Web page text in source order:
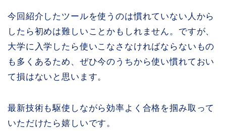
今回紹介したツールを使うのは慣れていない人から
したら初めは難しいことかもしれません。ですが、
大学に入学したら使いこなさなければならないもの
も多くあるため、ぜひ今のうちから使い慣れておい
て損はないと思います。
最新技術も駆使しながら効率よく合格を掴み取って
いただけたら嬉しいです。